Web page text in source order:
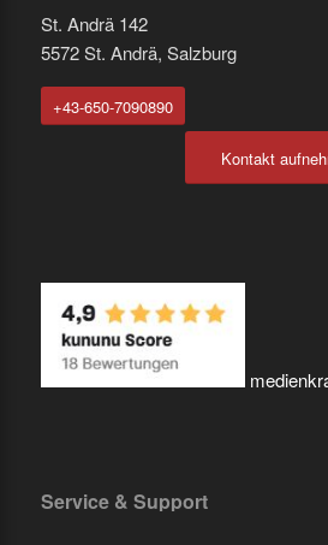
St. Andrä 142
5572 St. Andrä, Salzburg
+43-650-7090890
Kontakt
Service & Support